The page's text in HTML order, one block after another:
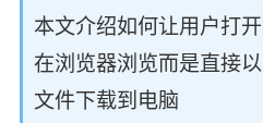
本文介绍如何让用户打
在浏览器浏览而是直接
文件下载到电脑